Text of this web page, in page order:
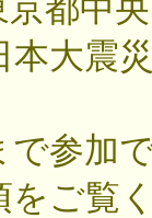
京都中
本大震
で参加
をご覧